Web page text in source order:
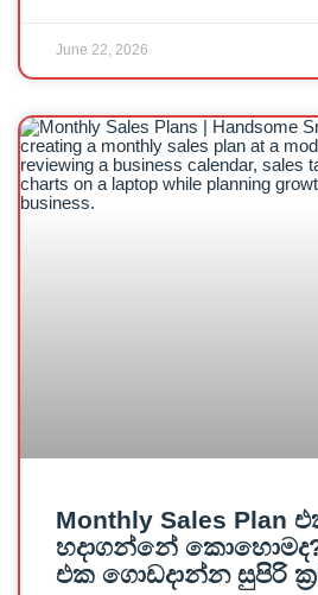
June 22, 2026
Monthly Sales Plan
හදාගන්නේ කොහොමද?
එක ගොඩදාන්න සුපිරි